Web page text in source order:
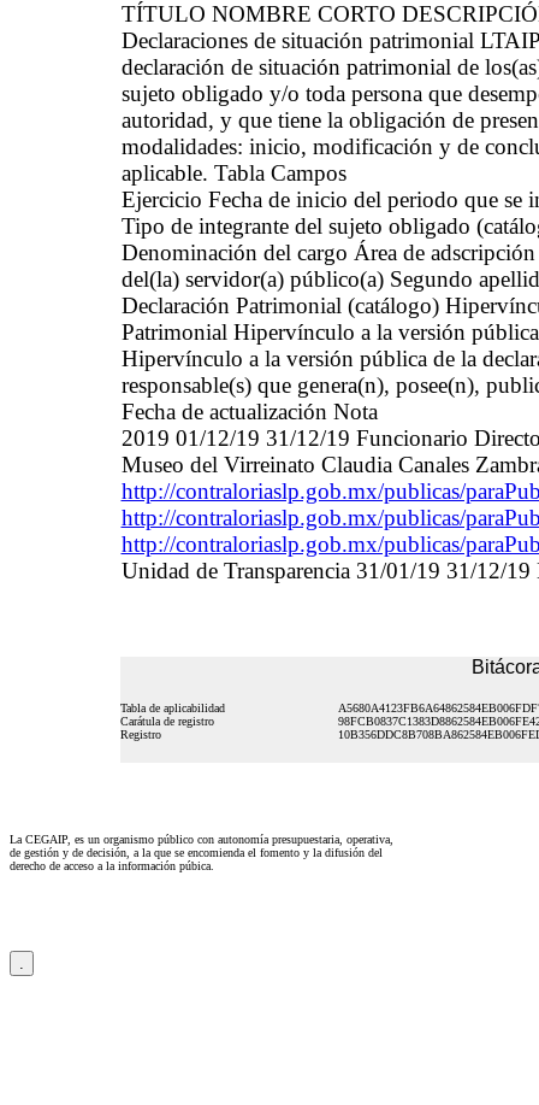
TÍTULO NOMBRE CORTO
Declaraciones de situación patrimonial
declaración de situación patrimonial de
sujeto obligado y/o toda persona que
autoridad, y que tiene la obligación de
modalidades: inicio, modificación y de
aplicable. Tabla Campos
Ejercicio Fecha de inicio del periodo que se
Tipo de integrante del sujeto obligado
Denominación del cargo Área de
del(la) servidor(a) público(a) Segundo
Declaración Patrimonial (catálogo)
Patrimonial Hipervínculo a la versión
Hipervínculo a la versión pública de la
responsable(s) que genera(n), posee(n),
Fecha de actualización Nota
2019 01/12/19 31/12/19 Funcionario
Museo del Virreinato Claudia Canales
http://contraloriaslp.gob.mx/publicas/
http://contraloriaslp.gob.mx/publicas/
http://contraloriaslp.gob.mx/publicas/
Unidad de Transparencia 31/01/19 31/12/19
Tabla de aplicabilidad
Carátula de registro
Registro
La CEGAIP, es un organismo público con autonomía presupuestaria, operativa,
de gestión y de decisión, a la que se encomienda el fomento y la difusión del
derecho de acceso a la información púbica.